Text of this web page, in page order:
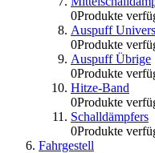
0Produkte
Auspuff
0Produkte
Auspuff Übrige
0Produkte
Hitze-Band
0Produkte
Schalldämpfers
0Produkte
Fahrgestell